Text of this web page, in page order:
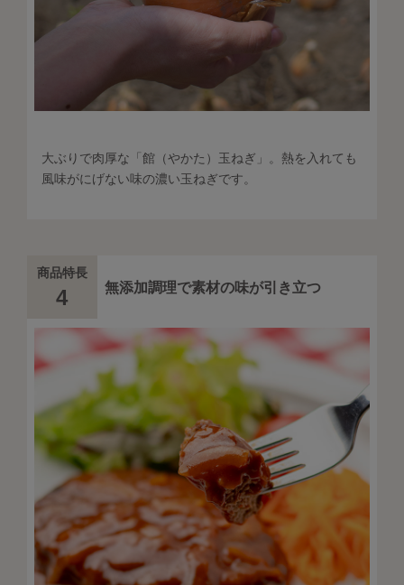
大ぶりで肉厚な「館（やかた）玉ねぎ」。熱を入れても
風味がにげない味の濃い玉ねぎです。
商品特長
4 無添加調理で素材の味が引き立つ